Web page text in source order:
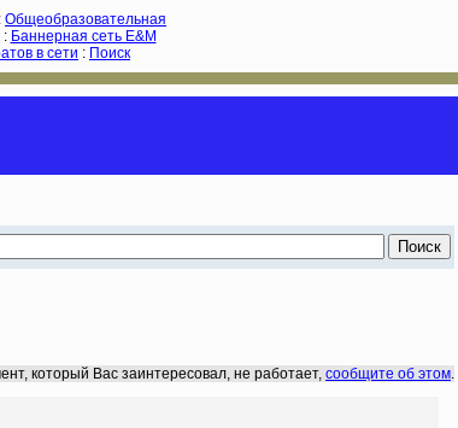
: Общеобразовательная
: Баннерная сеть E&M
в сети : Поиск
который Вас заинтересовал, не работает, сообщите об этом.